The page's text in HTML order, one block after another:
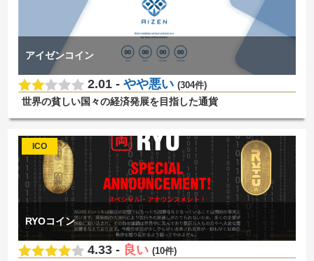
アイゼンコイン
2.01 - やや悪い (304件)
世界の貧しい国々の経済発展を目指した通貨
ICO
RYOコイン
4.33 - 良い (10件)